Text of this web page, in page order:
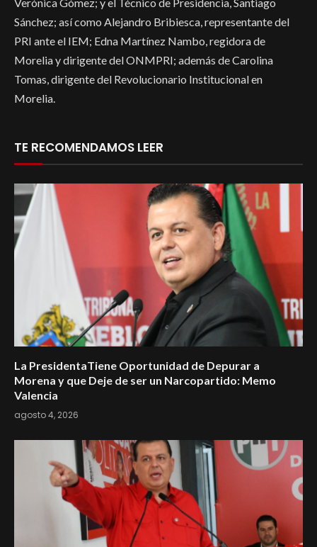
Sánchez; así como Alejandro Bribiesca, representante del
PRI ante el IEM; Edna Martínez Nambo, regidora de
Morelia y dirigente del ONMPRI; además de Carolina
Tomas, dirigente del Revolucionario Institucional en
Morelia.
TE RECOMENDAMOS LEER
La PresidentaTiene Oportunidad de Depurar a
Morena y que Deje de ser un Narcopartido: Memo
Valencia
agosto 4, 2026